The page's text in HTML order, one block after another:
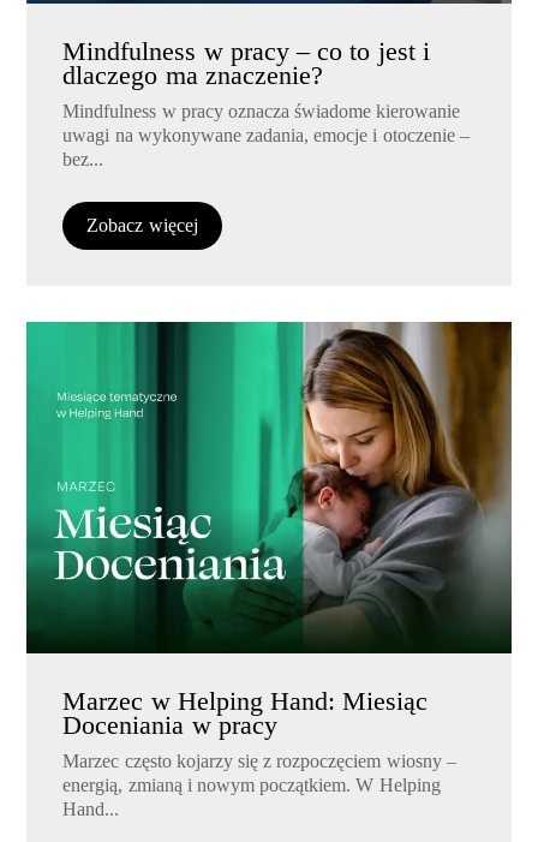
Mindfulness w pracy – co to jest i
dlaczego ma znaczenie?
Mindfulness w pracy oznacza świadome kierowanie
uwagi na wykonywane zadania, emocje i otoczenie –
bez...
Zobacz więcej
Marzec w Helping Hand: Miesiąc
Doceniania w pracy
Marzec często kojarzy się z rozpoczęciem wiosny –
energią, zmianą i nowym początkiem. W Helping
Hand...